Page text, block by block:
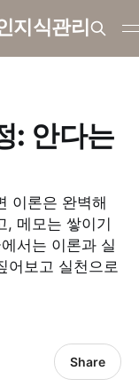
지식관리
: 안다는
이론은 완벽해
, 메모는 쌓이기
서는 이론과 실
어보고 실천으로
Share